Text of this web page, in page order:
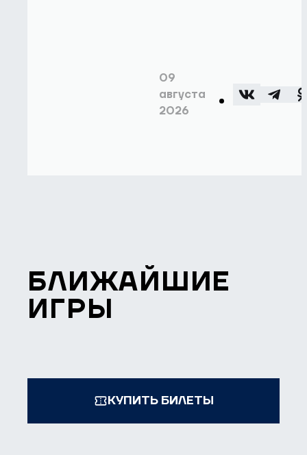
09
августа
2026
БЛИЖАЙШИЕ
ИГРЫ
КУПИТЬ БИЛЕТЫ